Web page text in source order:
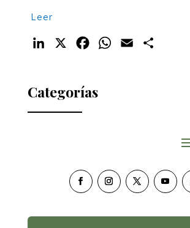
Leer
LinkedIn FacebookWhatsApp
Email
Categorías